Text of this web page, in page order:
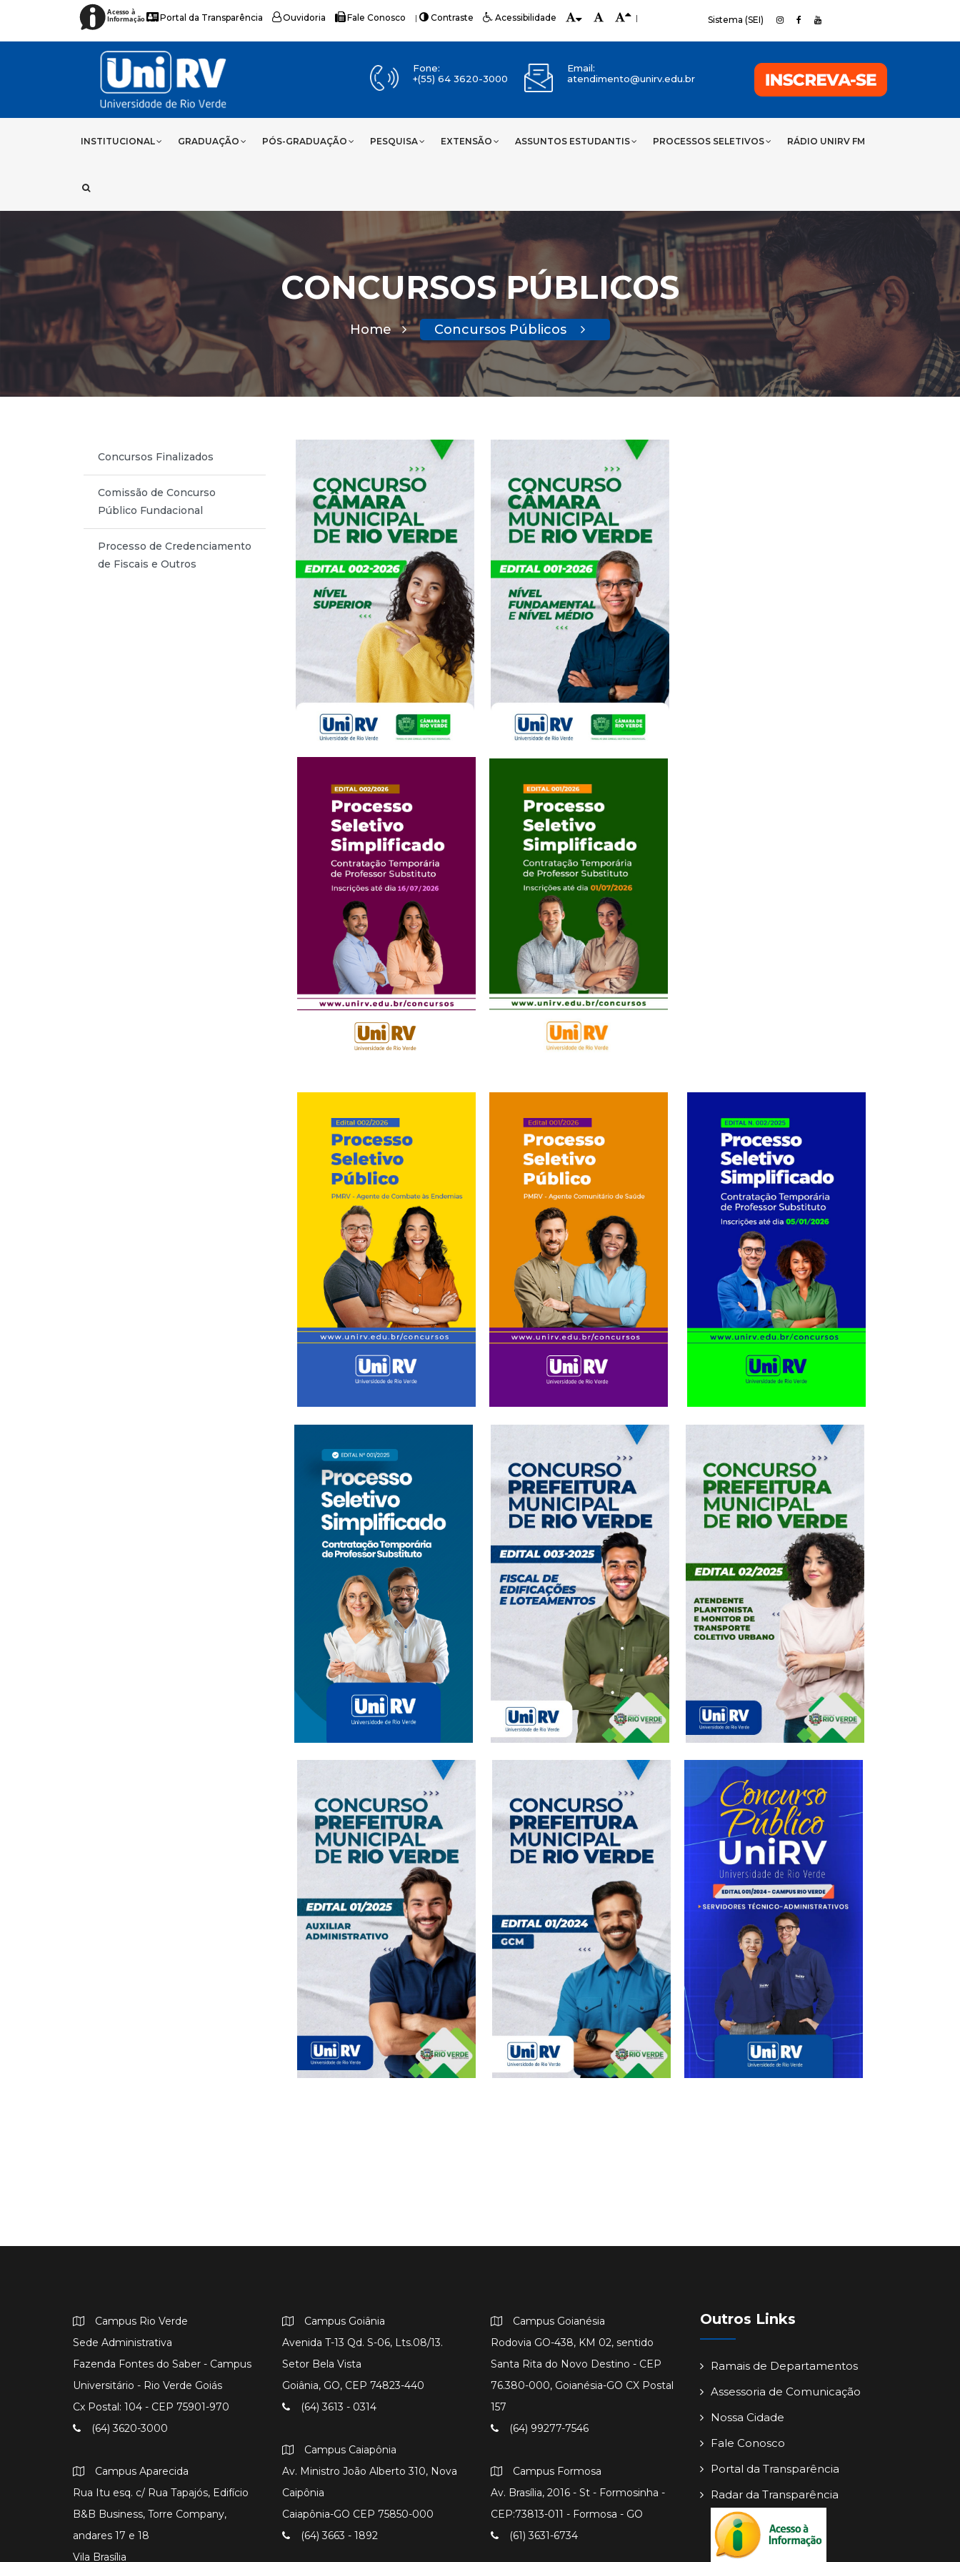
Acesso à
Informação Portal da Transparência Ouvidoria Fale Conosco | Contraste Acessibilidade | Sistema (SEI)
Fone:
+(55) 64 3620-3000
Email:
atendimento@unirv.edu.br
INSTITUCIONAL GRADUAÇÃO PÓS-GRADUAÇÃO PESQUISA EXTENSÃO ASSUNTOS ESTUDANTIS PROCESSOS SELETIVOS RÁDIO UNIRV FM
CONCURSOS PÚBLICOS
Home Concursos Públicos
Concursos Finalizados
Comissão de Concurso
Público Fundacional
Processo de Credenciamento
de Fiscais e Outros
Campus Rio Verde
Sede Administrativa
Fazenda Fontes do Saber - Campus
Universitário - Rio Verde Goiás
Cx Postal: 104 - CEP 75901-970
(64) 3620-3000
Campus Aparecida
Rua Itu esq. c/ Rua Tapajós, Edifício
B&B Business, Torre Company,
andares 17 e 18
Vila Brasília
Campus Goiânia
Avenida T-13 Qd. S-06, Lts.08/13.
Setor Bela Vista
Goiânia, GO, CEP 74823-440
(64) 3613 - 0314
Campus Caiapônia
Av. Ministro João Alberto 310, Nova
Caipônia
Caiapônia-GO CEP 75850-000
(64) 3663 - 1892
Campus Goianésia
Rodovia GO-438, KM 02, sentido
Santa Rita do Novo Destino - CEP
76.380-000, Goianésia-GO CX Postal
157
(64) 99277-7546
Campus Formosa
Av. Brasília, 2016 - St - Formosinha -
CEP:73813-011 - Formosa - GO
(61) 3631-6734
Outros Links
Ramais de Departamentos
Assessoria de Comunicação
Nossa Cidade
Fale Conosco
Portal da Transparência
Radar da Transparência